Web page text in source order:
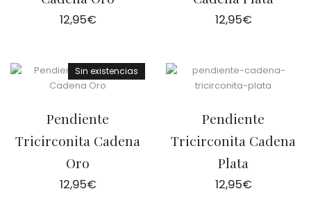
12,95€ 12,95€
Sin existencias
Pendiente
Tricirconita Cadena
Oro
12,95€
Pendiente
Tricirconita Cadena
Plata
12,95€